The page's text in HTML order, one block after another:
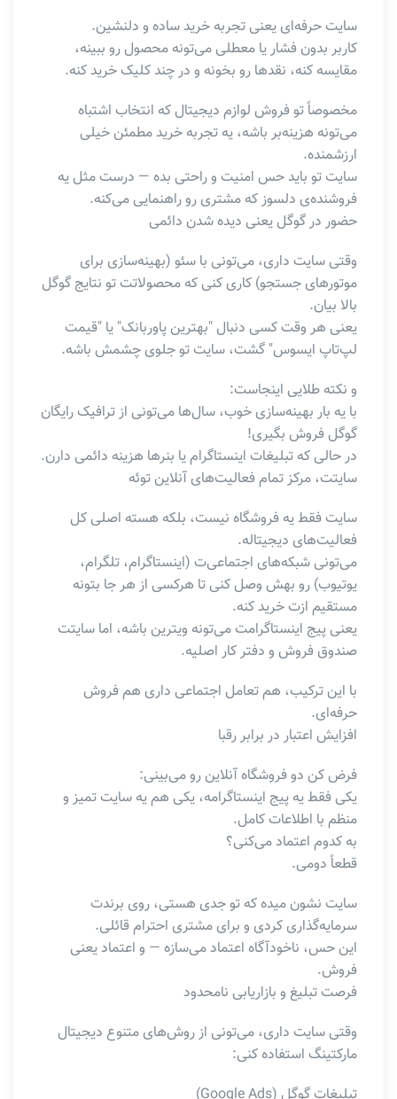
سایت حرفه‌ای یعنی تجربه خرید ساده و دلنشین.
کاربر بدون فشار یا معطلی می‌تونه محصول رو ببینه،
مقایسه کنه، نقدها رو بخونه و در چند کلیک خرید کنه.
مخصوصاً تو فروش لوازم دیجیتال که انتخاب اشتباه
می‌تونه هزینه‌بر باشه، یه تجربه خرید مطمئن خیلی
ارزشمنده.
سایت تو باید حس امنیت و راحتی بده — درست مثل یه
فروشنده‌ی دلسوز که مشتری رو راهنمایی می‌کنه.
حضور در گوگل یعنی دیده شدن دائمی
وقتی سایت داری، می‌تونی با سئو (بهینه‌سازی برای
موتورهای جستجو) کاری کنی که محصولاتت تو نتایج گوگل
بالا بیان.
یعنی هر وقت کسی دنبال "بهترین پاوربانک" یا "قیمت
لپ‌تاپ ایسوس" گشت، سایت تو جلوی چشمش باشه.
و نکته طلایی اینجاست:
با یه بار بهینه‌سازی خوب، سال‌ها می‌تونی از ترافیک رایگان
گوگل فروش بگیری!
در حالی که تبلیغات اینستاگرام یا بنرها هزینه دائمی دارن.
سایتت، مرکز تمام فعالیت‌های آنلاین توئه
سایت فقط یه فروشگاه نیست، بلکه هسته اصلی کل
فعالیت‌های دیجیتاله.
می‌تونی شبکه‌های اجتماعی‌ت (اینستاگرام، تلگرام،
یوتیوب) رو بهش وصل کنی تا هرکسی از هر جا بتونه
مستقیم ازت خرید کنه.
یعنی پیج اینستاگرامت می‌تونه ویترین باشه، اما سایتت
صندوق فروش و دفتر کار اصلیه.
با این ترکیب، هم تعامل اجتماعی داری هم فروش
حرفه‌ای.
افزایش اعتبار در برابر رقبا
فرض کن دو فروشگاه آنلاین رو می‌بینی:
یکی فقط یه پیج اینستاگرامه، یکی هم یه سایت تمیز و
منظم با اطلاعات کامل.
به کدوم اعتماد می‌کنی؟
قطعاً دومی.
سایت نشون میده که تو جدی هستی، روی برندت
سرمایه‌گذاری کردی و برای مشتری احترام قائلی.
این حس، ناخودآگاه اعتماد می‌سازه — و اعتماد یعنی
فروش.
فرصت تبلیغ و بازاریابی نامحدود
وقتی سایت داری، می‌تونی از روش‌های متنوع دیجیتال
مارکتینگ استفاده کنی: